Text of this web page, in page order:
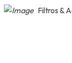
Filtros &